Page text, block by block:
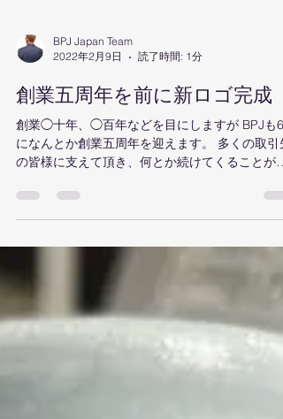
2022年2月9日
読了時間: 1分
創業五周年を前に新ロゴ完成
創業◯十年、◯百年などを目にしますが BPJも6
の皆様に支えて頂き、何とか続けてくることがで
リアへの販売を 始めさせて頂きましたが...